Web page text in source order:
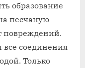
образование
песчаную
повреждений.
все соединения
Только